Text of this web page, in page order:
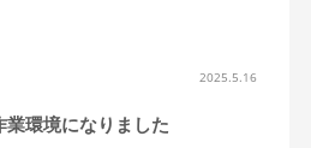
2025.5.16
業環境になりました